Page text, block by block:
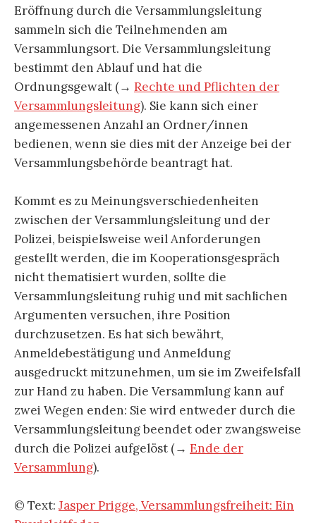
Eröffnung durch die Versammlungsleitung
sammeln sich die Teilnehmenden am
Versammlungsort. Die Versammlungsleitung
bestimmt den Ablauf und hat die
Ordnungsgewalt (→ Rechte und Pflichten der
Versammlungsleitung). Sie kann sich einer
angemessenen Anzahl an Ordner/innen
bedienen, wenn sie dies mit der Anzeige bei der
Versammlungsbehörde beantragt hat.
Kommt es zu Meinungsverschiedenheiten
zwischen der Versammlungsleitung und der
Polizei, beispielsweise weil Anforderungen
gestellt werden, die im Kooperationsgespräch
nicht thematisiert wurden, sollte die
Versammlungsleitung ruhig und mit sachlichen
Argumenten versuchen, ihre Position
durchzusetzen. Es hat sich bewährt,
Anmeldebestätigung und Anmeldung
ausgedruckt mitzunehmen, um sie im Zweifelsfall
zur Hand zu haben. Die Versammlung kann auf
zwei Wegen enden: Sie wird entweder durch die
Versammlungsleitung beendet oder zwangsweise
durch die Polizei aufgelöst (→ Ende der
Versammlung).
© Text: Jasper Prigge, Versammlungsfreiheit: Ein